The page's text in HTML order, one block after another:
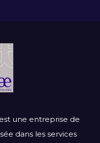
une entreprise de
dans les services